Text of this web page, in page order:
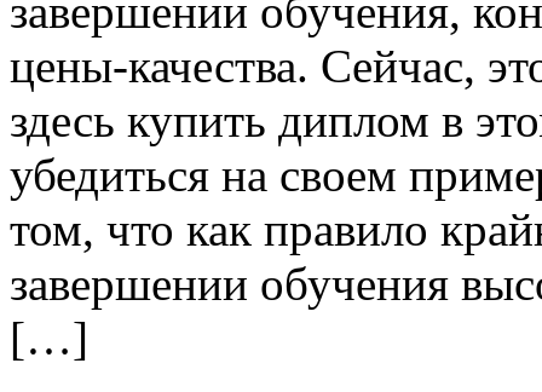
завершении обучения,
цены-качества. Сейчас,
здесь купить диплом в
убедиться на своем
том, что как правило
завершении обучения
[…]